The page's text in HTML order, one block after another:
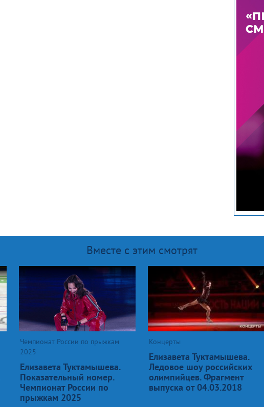
Вместе с этим смотрят
Чемпионат России по прыжкам
2025
Елизавета Туктамышева.
Показательный номер.
Чемпионат России по
прыжкам 2025
Концерты
Елизавета Туктамышева.
Ледовое шоу российских
олимпийцев. Фрагмент
выпуска от 04.03.2018